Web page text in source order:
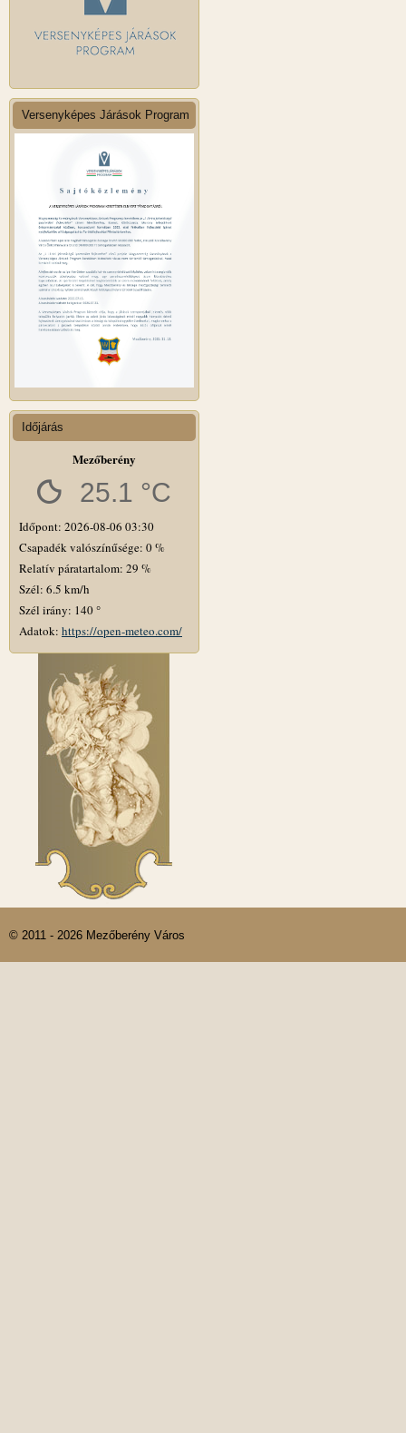
Versenyképes Járások Program
Időjárás
Mezőberény
25.1 °C
Időpont: 2026-08-06 03:30
Csapadék valószínűsége: 0 %
Relatív páratartalom: 29 %
Szél: 6.5 km/h
Szél irány: 140 °
Adatok: https://open-meteo.com/
© 2011 - 2026 Mezőberény Város